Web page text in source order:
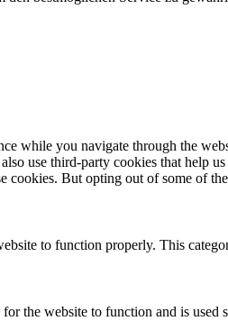
while you navigate through the
use third-party cookies that help
cookies. But opting out of some of
to function properly. This
the website to function and is used